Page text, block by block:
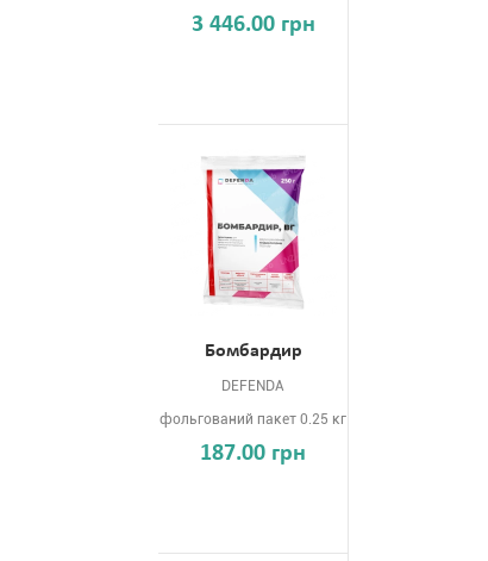
3 446.00 грн
Бомбардир
DEFENDA
фольгований пакет 0.25 кг
187.00 грн